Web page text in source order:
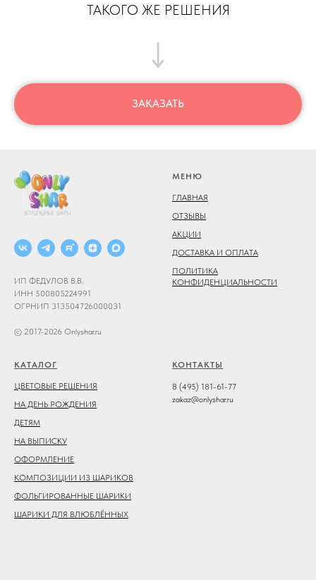
ТАКОГО ЖЕ РЕШЕНИЯ
ЗАКАЗАТЬ
ИП ФЕДУЛОВ В.В.
ИНН 500805224991
ОГРНИП 313504726000031
© 2017-2026 Onlyshar.ru
МЕНЮ
ГЛАВНАЯ
ОТЗЫВЫ
АКЦИИ
ДОСТАВКА И ОПЛАТА
ПОЛИТИКА
КОНФИДЕНЦИАЛЬНОСТИ
КАТАЛОГ
ЦВЕТОВЫЕ РЕШЕНИЯ
НА ДЕНЬ РОЖДЕНИЯ
ДЕТЯМ
НА ВЫПИСКУ
ОФОРМЛЕНИЕ
КОМПОЗИЦИИ ИЗ ШАРИКОВ
ФОЛЬГИРОВАННЫЕ ШАРИКИ
ШАРИКИ ДЛЯ ВЛЮБЛЁННЫХ
КОНТАКТЫ
8 (495) 181-61-77
zakaz@onlyshar.ru